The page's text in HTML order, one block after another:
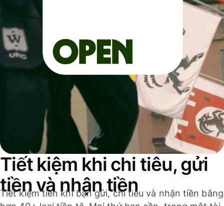
Tiết kiệm khi chi tiêu, gửi
tiền và nhận tiền
Tiết kiệm tiền khi bạn gửi, chi tiêu và nhận tiền bằng